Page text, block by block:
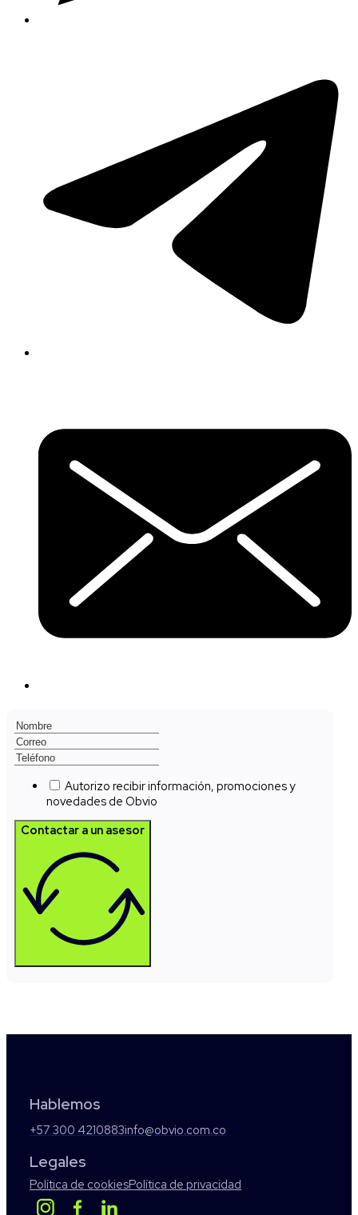
Autorizo recibir información, promociones y
novedades de Obvio
Contactar a un asesor
Hablemos
+57 300 4210883info@obvio.com.co
Legales
Política de cookiesPolítica de privacidad